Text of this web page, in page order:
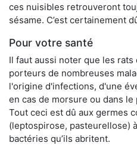
ces nuisibles retrouveront
sésame. C’est certainement
Pour votre santé
Il faut aussi noter que les
porteurs de nombreuses
l'origine d'infections, d'une
en cas de morsure ou dans
Tout ceci est dû aux germes
(leptospirose, pasteurellose)
bactéries qu’ils abritent.